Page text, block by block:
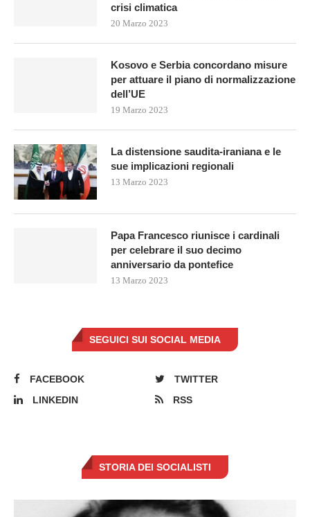
crisi climatica
20 Marzo 2023
Kosovo e Serbia concordano misure
per attuare il piano di normalizzazione
dell’UE
19 Marzo 2023
La distensione saudita-iraniana e le
sue implicazioni regionali
13 Marzo 2023
Papa Francesco riunisce i cardinali
per celebrare il suo decimo
anniversario da pontefice
13 Marzo 2023
SEGUICI SUI SOCIAL MEDIA
FACEBOOK
TWITTER
LINKEDIN
RSS
STORIA DEI SOCIALISTI